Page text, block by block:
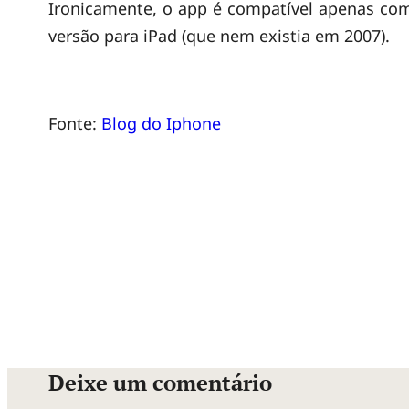
ã
o
a
Ironicamente, o app é compatível apenas
versão para iPad (que nem existia em 2007).
Fonte: Blog do Iphone
Deixe um comentário